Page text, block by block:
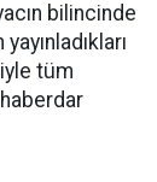
bilincinde
tüm
haberdar